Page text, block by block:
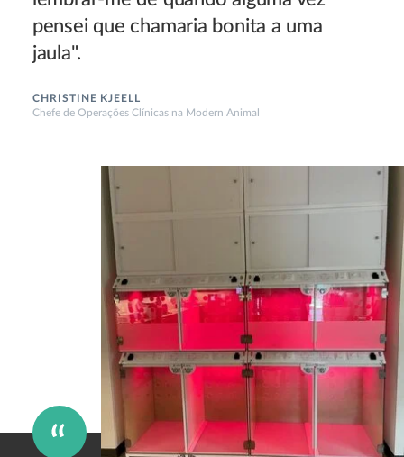
pensei que chamaria bonita a uma
jaula".
CHRISTINE KJEELL
Chefe de Operações Clínicas na Modern Animal